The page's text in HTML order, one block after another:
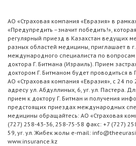
АО «Страховая компания «Евразия» в
«Предупредить –значит победить!»,
регулярный приезд в Казахстан ведущих
разных областей медицины, приглашает в
международного специалиста по вопросам
доктора Г. Битмана (Израиль). Прием
доктором Г. Битманом будет проводиться
АО «Страховая компания «Евразия», с 24 по
адресу ул. Абдуллиных, 6, уг. ул. Пастера.
прием к доктору Г. Битман и получения
предстоящих приездах международных
медицины обращайтесь: АО «Страховая
(727) 258-43-36, 258-75-58 факс: +7 (727)
59, уг. ул. Жибек жолы e-mail:
www.insurance.kz